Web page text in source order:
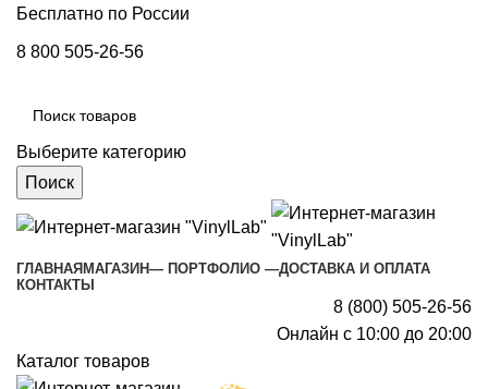
Бесплатно по России
8 800 505-26-56
Выберите категорию
Поиск
ГЛАВНАЯ МАГАЗИН— ПОРТФОЛИО —ДОСТАВКА И ОПЛАТА
КОНТАКТЫ
8 (800) 505-26-56
Онлайн с 10:00 до 20:00
Каталог товаров